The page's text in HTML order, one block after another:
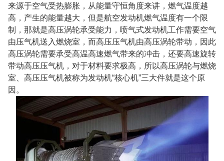
来源于空气受热膨胀，从能量守恒角度来讲，燃气温度越
高，产生的能量越大，但是航空发动机燃气温度有一个限
制，那就是高压涡轮承受能力，喷气式发动机工作需要空气
由压气机送入燃烧室，而高压压气机由高压涡轮带动，因此
高压涡轮需要承受高温高速燃气带来的冲击，还要高速旋转
带动高压压气机，对于材料要求极高，所以高压涡轮与燃烧
室、高压压气机被称为发动机“核心机”三大件就是这个原
因。